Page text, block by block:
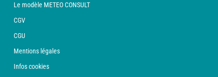
Le modèle METEO CONSULT
CGV
CGU
Mentions légales
Infos cookies